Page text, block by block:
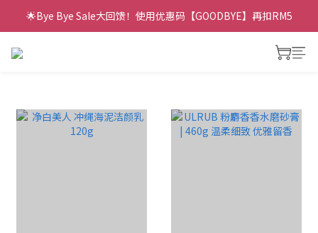
🌟Bye Bye Sale大回馈！使用优惠码【GOODBYE】再扣RM5
next